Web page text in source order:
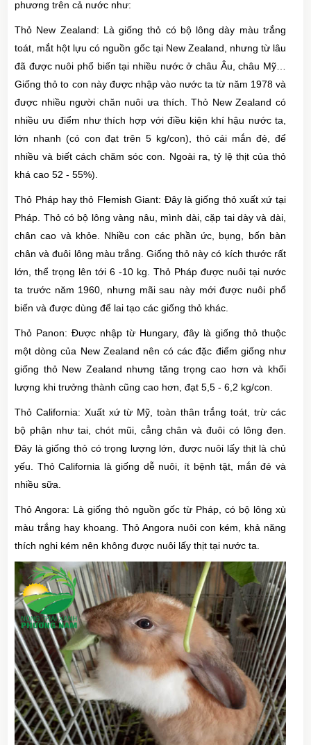
phương trên cả nước như:
Thỏ New Zealand: Là giống thỏ có bộ lông dày màu trắng
toát, mắt hột lựu có nguồn gốc tại New Zealand, nhưng từ lâu
đã được nuôi phổ biến tại nhiều nước ở châu Âu, châu Mỹ…
Giống thỏ to con này được nhập vào nước ta từ năm 1978 và
được nhiều người chăn nuôi ưa thích. Thỏ New Zealand có
nhiều ưu điểm như thích hợp với điều kiện khí hậu nước ta,
lớn nhanh (có con đạt trên 5 kg/con), thỏ cái mắn đẻ, để
nhiều và biết cách chăm sóc con. Ngoài ra, tỷ lệ thịt của thỏ
khá cao 52 - 55%).
Thỏ Pháp hay thỏ Flemish Giant: Đây là giống thỏ xuất xứ tại
Pháp. Thỏ có bộ lông vàng nâu, mình dài, cặp tai dày và dài,
chân cao và khỏe. Nhiều con các phần ức, bụng, bốn bàn
chân và đuôi lông màu trắng. Giống thỏ này có kích thước rất
lớn, thể trọng lên tới 6 -10 kg. Thỏ Pháp được nuôi tại nước
ta trước năm 1960, nhưng mãi sau này mới được nuôi phổ
biến và được dùng để lai tạo các giống thỏ khác.
Thỏ Panon: Được nhập từ Hungary, đây là giống thỏ thuộc
một dòng của New Zealand nên có các đặc điểm giống như
giống thỏ New Zealand nhưng tăng trọng cao hơn và khối
lượng khi trưởng thành cũng cao hơn, đạt 5,5 - 6,2 kg/con.
Thỏ California: Xuất xứ từ Mỹ, toàn thân trắng toát, trừ các
bộ phận như tai, chót mũi, cẳng chân và đuôi có lông đen.
Đây là giống thỏ có trọng lượng lớn, được nuôi lấy thịt là chủ
yếu. Thỏ California là giống dễ nuôi, ít bệnh tật, mắn đẻ và
nhiều sữa.
Thỏ Angora: Là giống thỏ nguồn gốc từ Pháp, có bộ lông xù
màu trắng hay khoang. Thỏ Angora nuôi con kém, khả năng
thích nghi kém nên không được nuôi lấy thịt tại nước ta.